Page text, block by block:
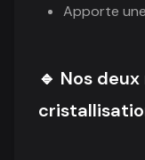
Apporte
🔹 Nos